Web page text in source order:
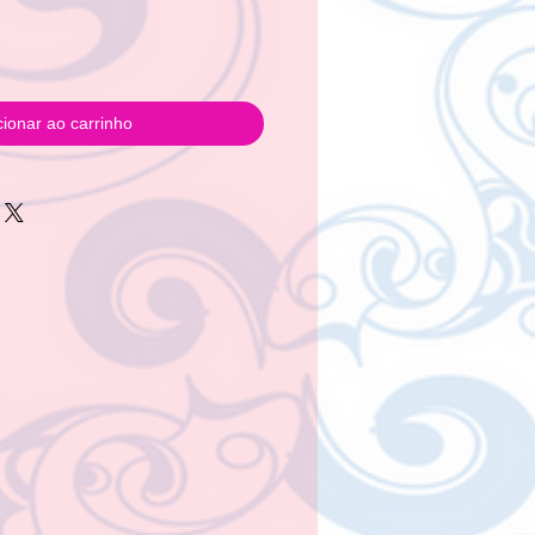
ao carrinho